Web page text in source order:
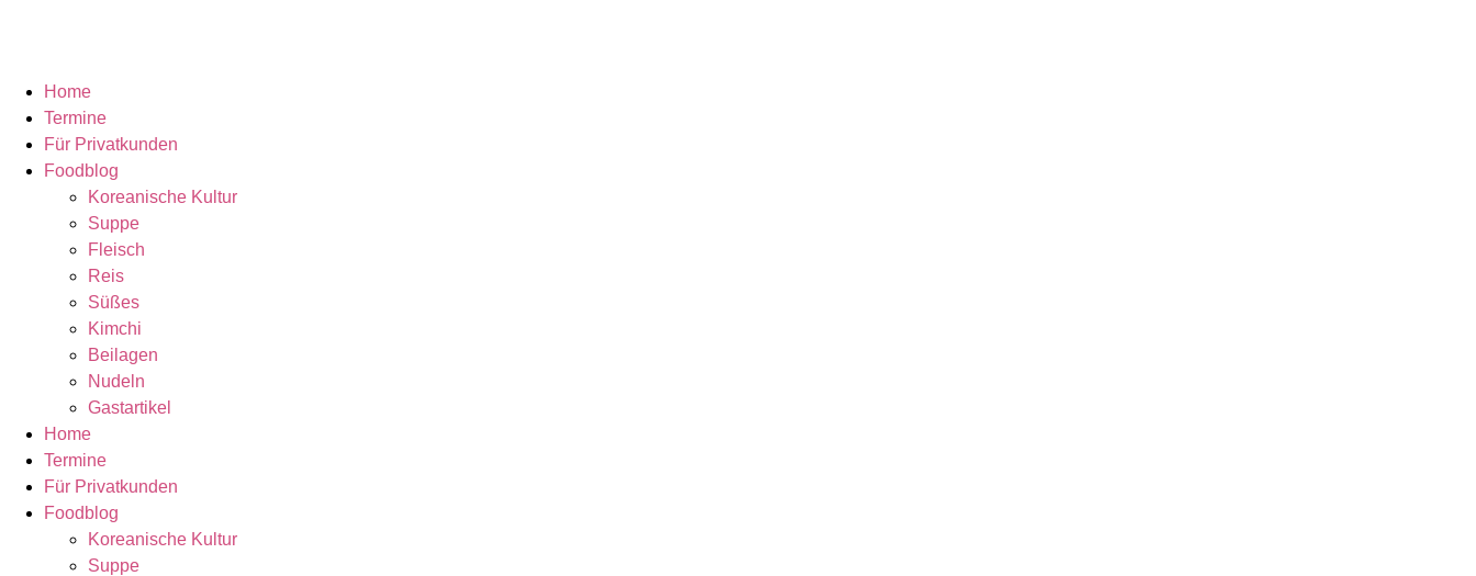
Home
Termine
Für Privatkunden
Foodblog
Koreanische Kultur
Suppe
Fleisch
Reis
Süßes
Kimchi
Beilagen
Nudeln
Gastartikel
Home
Termine
Für Privatkunden
Foodblog
Koreanische Kultur
Suppe